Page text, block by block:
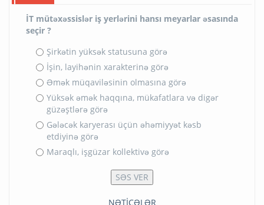
İT mütəxəssislər iş yerlərini hansı meyarlar əsasında
seçir ?
Şirkətin yüksək statusuna görə
İşin, layihənin xarakterinə görə
Əmək müqaviləsinin olmasına görə
Yüksək əmək haqqına, mükafatlara və digər
güzəştlərə görə
Gələcək karyerası üçün əhəmiyyət kəsb
etdiyinə görə
Maraqlı, işgüzar kollektivə görə
NƏTİCƏLƏR